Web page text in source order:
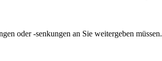
oder -senkungen an Sie weitergeben müssen.